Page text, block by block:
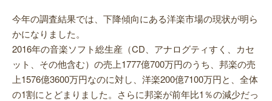
今年の調査結果では、下降傾向にある洋楽市場の現状が明ら
かになりました。
2016年の音楽ソフト総生産（CD、アナログティすく、カセ
ット、その他含む）の売上1777億700万円のうち、邦楽の売
上1576億3600万円なのに対し、洋楽200億7100万円と、全体
の1割にとどまりました。さらに邦楽が前年比1％の減少だっ